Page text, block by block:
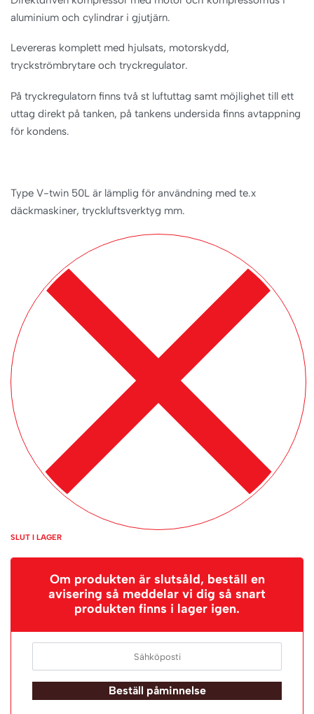
aluminium och cylindrar i gjutjärn.
Levereras komplett med hjulsats, motorskydd,
tryckströmbrytare och tryckregulator.
På tryckregulatorn finns två st luftuttag samt möjlighet till ett
uttag direkt på tanken, på tankens undersida finns avtappning
för kondens.
Type V-twin 50L är lämplig för användning med te.x
däckmaskiner, tryckluftsverktyg mm.
SLUT I LAGER
Om produkten är slutsåld, beställ en
avisering så meddelar vi dig så snart
produkten finns i lager igen.
Beställ påminnelse